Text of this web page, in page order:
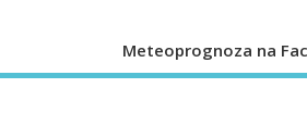
Meteoprognoza na